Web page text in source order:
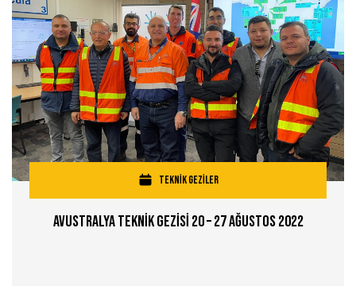
TEKNİK GEZİLER
Avustralya Teknİk Gezİsİ 20 – 27 Ağustos 2022